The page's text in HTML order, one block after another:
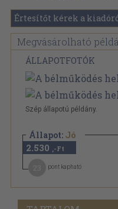
Értesítőt kérek a
Megvásárolható
ÁLLAPOTFOTÓK
Szép állapotú példány.
Állapot: Jó
2.530 ,-Ft
pont kapható